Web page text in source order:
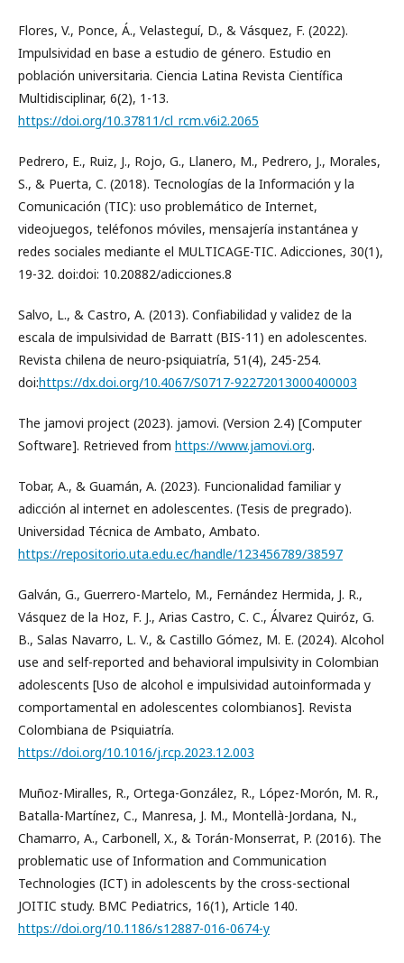
Flores, V., Ponce, Á., Velasteguí, D., & Vásquez, F. (2022).
Impulsividad en base a estudio de género. Estudio en
población universitaria. Ciencia Latina Revista Científica
Multidisciplinar, 6(2), 1-13.
https://doi.org/10.37811/cl_rcm.v6i2.2065
Pedrero, E., Ruiz, J., Rojo, G., Llanero, M., Pedrero, J., Morales,
S., & Puerta, C. (2018). Tecnologías de la Información y la
Comunicación (TIC): uso problemático de Internet,
videojuegos, teléfonos móviles, mensajería instantánea y
redes sociales mediante el MULTICAGE-TIC. Adicciones, 30(1),
19-32. doi:doi: 10.20882/adicciones.8
Salvo, L., & Castro, A. (2013). Confiabilidad y validez de la
escala de impulsividad de Barratt (BIS-11) en adolescentes.
Revista chilena de neuro-psiquiatría, 51(4), 245-254.
doi:https://dx.doi.org/10.4067/S0717-92272013000400003
The jamovi project (2023). jamovi. (Version 2.4) [Computer
Software]. Retrieved from https://www.jamovi.org.
Tobar, A., & Guamán, A. (2023). Funcionalidad familiar y
adicción al internet en adolescentes. (Tesis de pregrado).
Universidad Técnica de Ambato, Ambato.
https://repositorio.uta.edu.ec/handle/123456789/38597
Galván, G., Guerrero-Martelo, M., Fernández Hermida, J. R.,
Vásquez de la Hoz, F. J., Arias Castro, C. C., Álvarez Quiróz, G.
B., Salas Navarro, L. V., & Castillo Gómez, M. E. (2024). Alcohol
use and self-reported and behavioral impulsivity in Colombian
adolescents [Uso de alcohol e impulsividad autoinformada y
comportamental en adolescentes colombianos]. Revista
Colombiana de Psiquiatría.
https://doi.org/10.1016/j.rcp.2023.12.003
Muñoz-Miralles, R., Ortega-González, R., López-Morón, M. R.,
Batalla-Martínez, C., Manresa, J. M., Montellà-Jordana, N.,
Chamarro, A., Carbonell, X., & Torán-Monserrat, P. (2016). The
problematic use of Information and Communication
Technologies (ICT) in adolescents by the cross-sectional
JOITIC study. BMC Pediatrics, 16(1), Article 140.
https://doi.org/10.1186/s12887-016-0674-y